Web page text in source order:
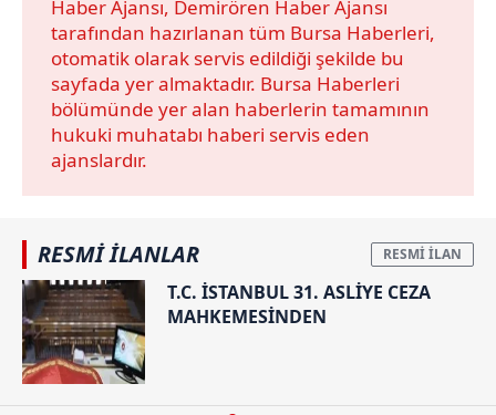
kullanılmaktadır. Bu çerezler vasıtasıyla çeşitli kişisel
verileriniz işlenmekte olup gerekli olan çerezler bilgi
toplumu hizmetlerinin sunulması amacıyla
kullanılmaktadır. Diğer çerezler, sitemizin daha işlevsel
kılınması ve kişiselleştirilmesi ve sizlere yönelik
reklam/pazarlama faaliyetlerinin yapılması, amaçlarıyla
sınırlı olarak açık rızanız dahilinde kullanılacaktır.
vasıtasıyla belirleyebilirsiniz. Çerezlere ilişkin detaylı bilgi
için Ayarlar butonuna tıklayabilir,
Çerez Bilgilendirme
Metnimiziziyaret edebilirsiniz.
6698 sayılı Kişisel Verilerin Korunması Kanunu uyarınca
hazırlanmış Aydınlatma Metnimizi okumak ve sitemizde
Haber Ajansı, Demirören Haber Ajansı
tarafından hazırlanan tüm Bursa Haberleri,
otomatik olarak servis edildiği şekilde bu
sayfada yer almaktadır. Bursa Haberleri
bölümünde yer alan haberlerin tamamının
hukuki muhatabı haberi servis eden
ajanslardır.
RESMİ İLANLAR
T.C. İSTANBUL 31. ASLİYE CEZA
MAHKEMESİNDEN